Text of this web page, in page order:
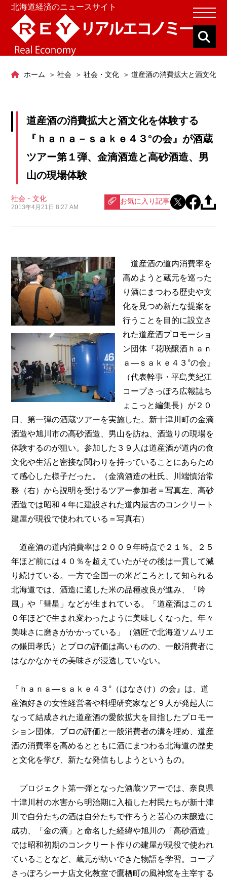
北海道経済のニュースサイト
ホーム 社会 社会・文化 道産酒の消費拡大と酒文化を
道産酒の消費拡大と酒文化を体験する
『ｈａｎａ－ｓａｋｅ４３°の会』が酒蔵
ツアー第１弾、金滴酒造と高砂酒造、男
山の現場体験
社会・文化
2013年4月21日 8:27 AM
お気に入り記事
道産酒の道内消費率を
高めようと蔵元を巡った
り酒にまつわる歴史や文
化を見つめ新たな提案を
行うことを目的に設立さ
れた道産酒プロモーショ
ン団体『花咲醸酒ｈａｎ
ａ―ｓａｋｅ４３°の会』
（代表幹事・平島美紀江
コープさっぽろ広報誌ち
ょこっと編集長）が２０
日、第一弾の酒蔵ツアーを実施した。新十津川町の金滴
酒造や旭川市の高砂酒造、男山を訪ね、酒造りの現場を
体験するのが狙い。参加した３９人は道産酒が道内の食
文化や生活と密接な関わりを持っていることにあらため
て感心した様子だった。（金滴酒造の杜氏、川端慎治常
務（右）から説明を受けるツアー参加者＝写真左、高砂
酒造では昭和４年に建設された道内最古のコンクリート
建屋が現役で使われている＝写真右）
道産酒の道内消費率は２００９年時点で２１％。２５
年ほど前には４０％を超えていたがその後は一貫して減
り続けている。一方で全国一の米どころとして知られる
北海道では、酒造に適した米の品種改良が進み、「吟
風」や「彗星」などが生まれている。「道産酒はこの１
０年ほどで生まれ変わったように美味しくなった。年々
美味さに磨きがかかっている」（酒匠で北海道ソムリエ
の鎌田孝氏）とプロの評価は高いものの、一般消費者に
はなかなかその美味さが浸透していない。
『ｈａｎａ―ｓａｋｅ４３°（はなさけ）の会』は、道
産酒好きの女性経営者や料理研究家など９人が発起人に
なって結成された道産酒の愛飲拡大を目指したプロモー
ション団体。プロの評価と一般消費者の溝を埋め、道産
酒の消費率を高めるとともに酒にまつわる北海道の歴史
と文化を学び、新たな発信もしようというもの。
プロジェクト第一弾となった酒蔵ツアーでは、奈良県
十津川村の水害から明治期に入植した村民たちが新十津
川で自分たちの酒は自分たちで作ろうと苦心の末醸造に
成功、「金の滴」と命名した経緯や旭川の「高砂酒造」
では昭和初期のコンクリート作りの建屋が現役で使われ
ていることなど、蔵元が紡いできた物語を学習。コープ
さっぽろシーナ店文化教室で鷹栖町の風神窯を主宰する